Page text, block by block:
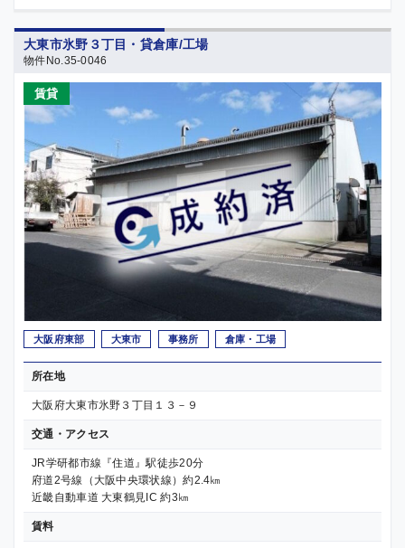
大東市氷野３丁目・貸倉庫/工場
物件No.35-0046
賃貸
大阪府東部 大東市 事務所 倉庫・工場
所在地
大阪府大東市氷野３丁目１３－９
交通・アクセス
JR学研都市線『住道』駅徒歩20分
府道2号線（大阪中央環状線）約2.4㎞
近畿自動車道 大東鶴見IC 約3㎞
賃料